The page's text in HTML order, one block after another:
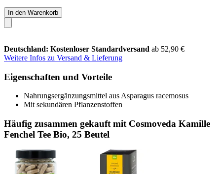
In den Warenkorb
Deutschland: Kostenloser Standardversand ab 52,90 €
Weitere Infos zu Versand & Lieferung
Eigenschaften und Vorteile
Nahrungsergänzungsmittel aus Asparagus racemosus
Mit sekundären Pflanzenstoffen
Häufig zusammen gekauft mit Cosmoveda Kamille
Fenchel Tee Bio, 25 Beutel